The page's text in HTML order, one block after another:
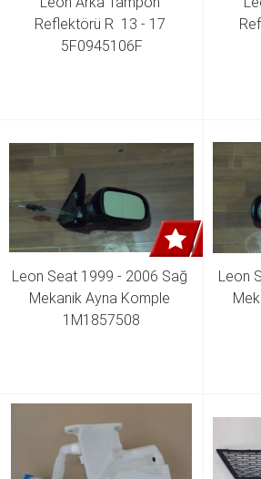
Reflektörü R  13 - 17
5F0945106F
Leon Seat 1999 - 2006 Sağ
Mekanik Ayna Komple
1M1857508
Leon